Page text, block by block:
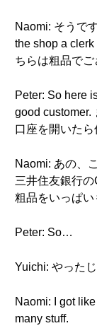
Naomi: そうで
the shop a
ちらは粗品でご
Peter: So here
good customer.
口座を開いた
Naomi: あの、
三井住友銀行の
粗品をいっぱい
Peter: So…
Yuichi: やった
Naomi: I got
many stuff.